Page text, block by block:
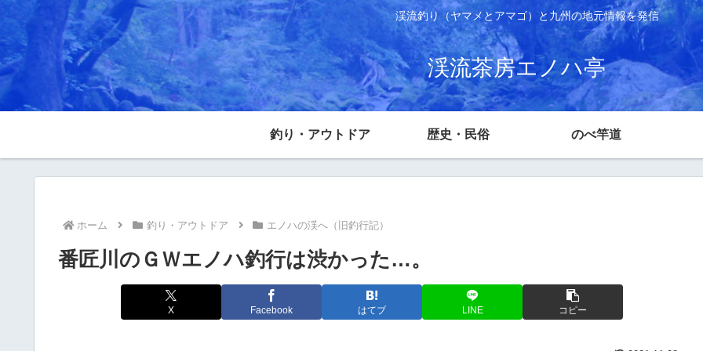
渓流釣り（ヤマメとアマゴ）と九州の地元情報を発信
渓流茶房エノハ亭
釣り・アウトドア 歴史・民俗 のべ竿道
ホーム 釣り・アウトドア エノハの渓へ（旧釣行記）
番匠川のＧＷエノハ釣行は渋かった…。
X Facebook はてブ LINE コピー